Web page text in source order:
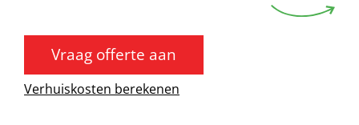
Vraag offerte aan
Verhuiskosten berekenen